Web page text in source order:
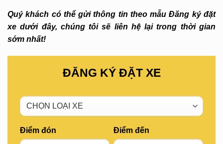
Quý khách có thể gửi thông tin theo mẫu Đăng ký đặt
xe dưới đây, chúng tôi sẽ liên hệ lại trong thời gian
sớm nhất!
ĐĂNG KÝ ĐẶT XE
Điểm đón Điểm đến